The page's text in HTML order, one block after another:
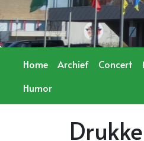
Home Archief Concert
Humor